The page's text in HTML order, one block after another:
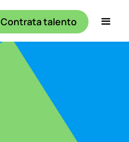
Contrata talento